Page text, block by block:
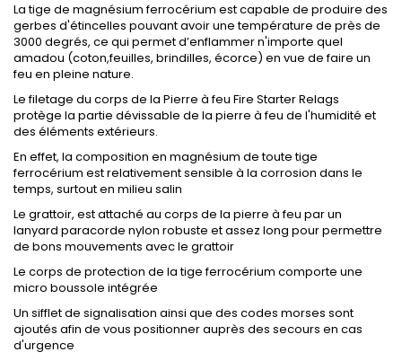
La tige de magnésium ferrocérium est capable de produire des
gerbes d'étincelles pouvant avoir une température de près de
3000 degrés, ce qui permet d’enflammer n'importe quel
amadou (coton,feuilles, brindilles, écorce) en vue de faire un
feu en pleine nature.
Le filetage du corps de la Pierre à feu Fire Starter Relags
protège la partie dévissable de la pierre à feu de l'humidité et
des éléments extérieurs.
En effet, la composition en magnésium de toute tige
ferrocérium est relativement sensible à la corrosion dans le
temps, surtout en milieu salin
Le grattoir, est attaché au corps de la pierre à feu par un
lanyard paracorde nylon robuste et assez long pour permettre
de bons mouvements avec le grattoir
Le corps de protection de la tige ferrocérium comporte une
micro boussole intégrée
Un sifflet de signalisation ainsi que des codes morses sont
ajoutés afin de vous positionner auprès des secours en cas
d'urgence